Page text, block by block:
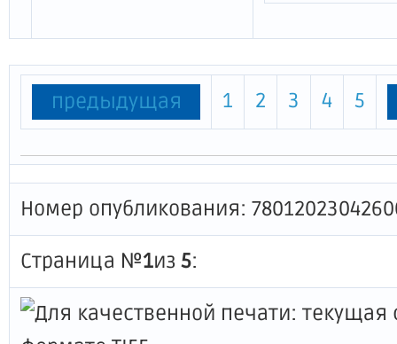
предыдущая 1 2 3 4 5
Номер опубликования:
Страница №1из 5: